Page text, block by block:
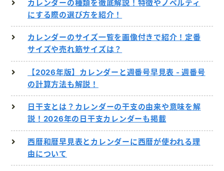
カレンダーの種類を徹底解説！特徴やノベルティ
にする際の選び方を紹介！
カレンダーのサイズ一覧を画像付きで紹介！定番
サイズや売れ筋サイズは？
【2026年版】カレンダーと週番号早見表 ‐ 週番号
の計算方法も解説！
日干支とは？カレンダーの干支の由来や意味を解
説！2026年の日干支カレンダーも掲載
西暦和暦早見表とカレンダーに西暦が使われる理
由について